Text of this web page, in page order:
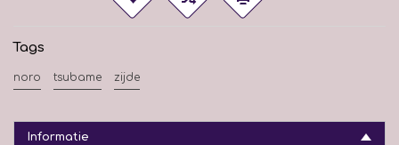
Tags
noro tsubame zijde
Informatie